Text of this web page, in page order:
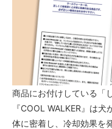
商品にお付けしている「
『COOL WALKER』は
体に密着し、冷却効果を